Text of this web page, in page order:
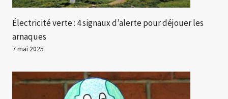
Électricité verte : 4 signaux d’alerte pour déjouer les
arnaques
7 mai 2025